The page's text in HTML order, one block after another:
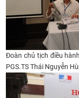
Đoàn chủ tịch điều
PGS.TS Thái Nguyễn